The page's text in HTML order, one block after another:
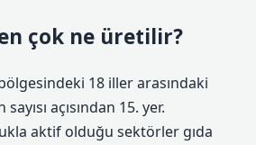
çok ne üretilir?
18 iller arasındaki
açısından 15. yer.
aktif olduğu sektörler gıda